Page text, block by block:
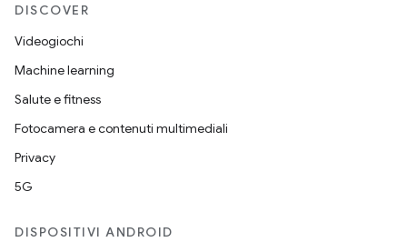
DISCOVER
Videogiochi
Machine learning
Salute e fitness
Fotocamera e contenuti multimediali
Privacy
5G
DISPOSITIVI ANDROID